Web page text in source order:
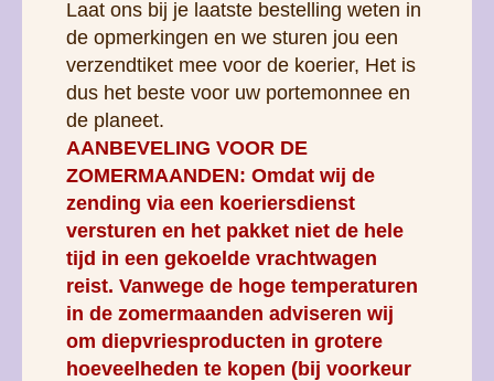
AANBEVELING VOOR DE
ZOMERMAANDEN: Omdat wij de
zending via een koeriersdienst
versturen en het pakket niet de hele
tijd in een gekoelde vrachtwagen
reist. Vanwege de hoge temperaturen
in de zomermaanden adviseren wij
om diepvriesproducten in grotere
hoeveelheden te kopen (bij voorkeur
in veelvouden van 8 kg). Op deze
manier koelen de producten vanzelf af
en komen ze er prachtig bevroren uit.
Als u een kleine hoeveelheid bestelt,
doen wij ons best om ervoor te